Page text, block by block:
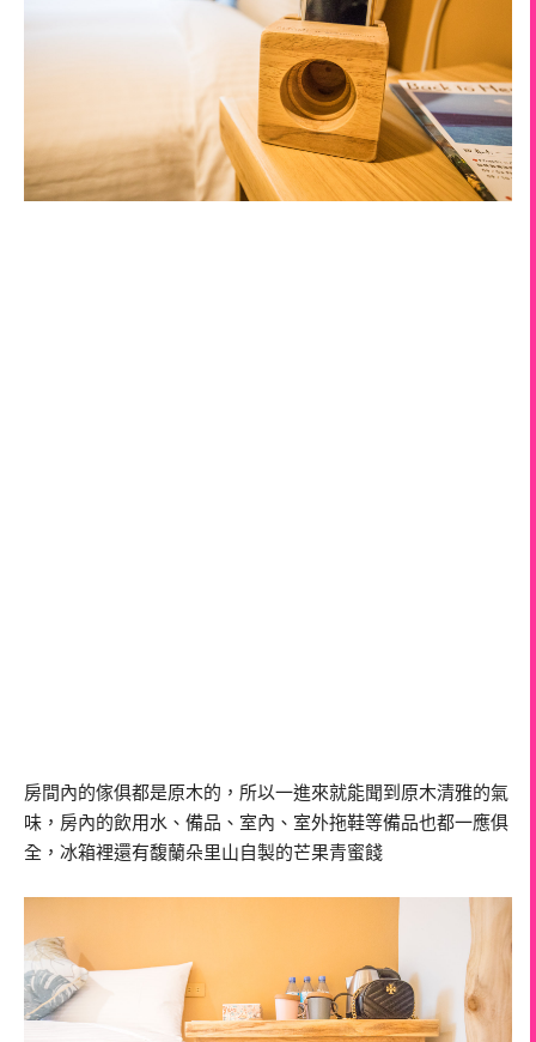
房間內的傢俱都是原木的，所以一進來就能聞到原木清雅的氣
味，房內的飲用水、備品、室內、室外拖鞋等備品也都一應俱
全，冰箱裡還有馥蘭朵里山自製的芒果青蜜餞